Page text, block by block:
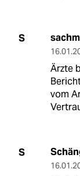
S
Ärzte
vom
S